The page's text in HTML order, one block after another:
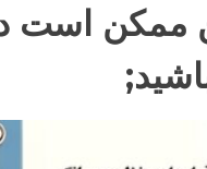
ممکن است